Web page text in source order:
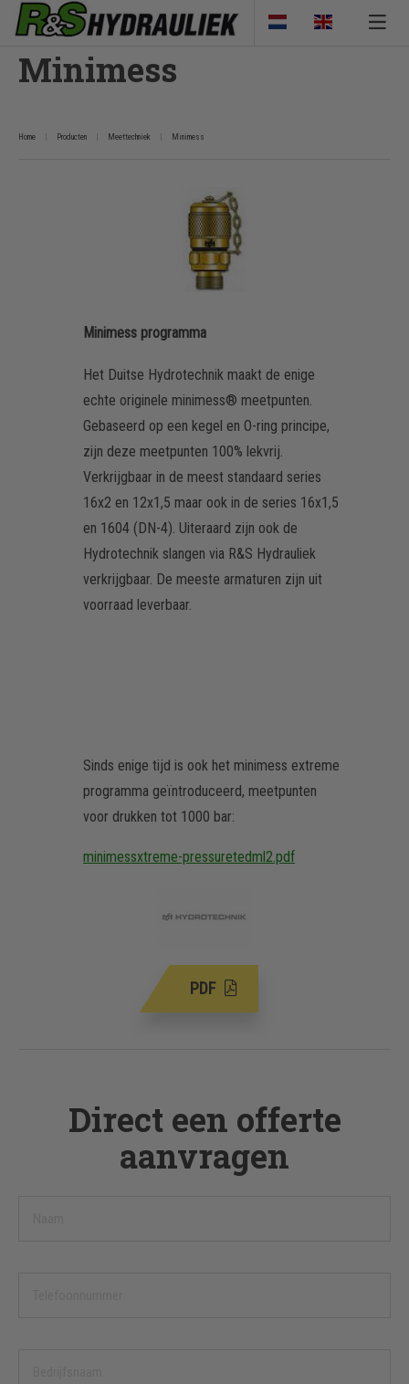
Minimess
Home Producten Meettechniek Minimess
Minimess programma
Het Duitse Hydrotechnik maakt de enige
echte originele minimess® meetpunten.
Gebaseerd op een kegel en O-ring principe,
zijn deze meetpunten 100% lekvrij.
Verkrijgbaar in de meest standaard series
16x2 en 12x1,5 maar ook in de series 16x1,5
en 1604 (DN-4). Uiteraard zijn ook de
Hydrotechnik slangen via R&S Hydrauliek
verkrijgbaar. De meeste armaturen zijn uit
voorraad leverbaar.
Sinds enige tijd is ook het minimess extreme
programma geïntroduceerd, meetpunten
voor drukken tot 1000 bar:
minimessxtreme-pressuretedml2.pdf
PDF
Direct een offerte
aanvragen